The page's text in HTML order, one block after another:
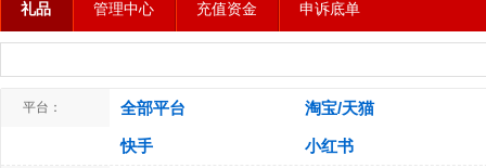
礼品 管理中心 充值资金 申诉底单
平台： 全部平台 淘宝/天猫
快手 小红书